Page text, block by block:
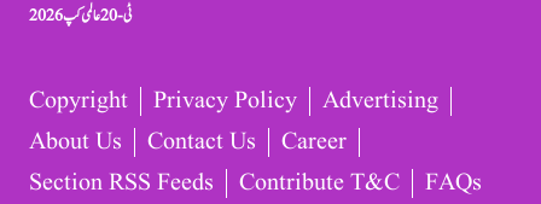
ٹی-20 عالمی کپ 2026
Copyright Privacy Policy
Advertising
About Us
Contact Us
Career
Section RSS Feeds
Contribute T&C FAQs